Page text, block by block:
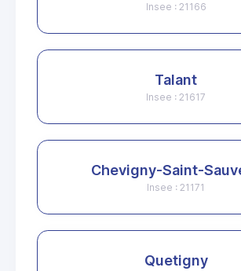
Insee : 21166
Talant
Insee : 21617
Chevigny-Saint-
Insee : 21171
Quetigny